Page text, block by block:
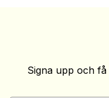
Signa upp och